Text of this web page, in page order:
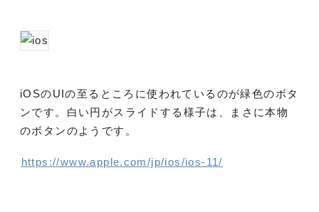
iOSのUIの至るところに使われているのが緑色のボタ
ンです。白い円がスライドする様子は、まさに本物
のボタンのようです。
https://www.apple.com/jp/ios/ios-11/